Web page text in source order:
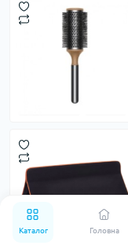
Каталог Головна